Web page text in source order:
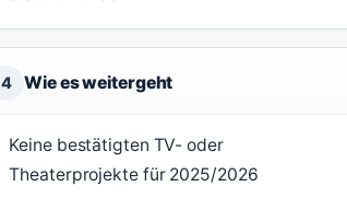
4 Wie es weitergeht
Keine bestätigten TV- oder
Theaterprojekte für 2025/2026